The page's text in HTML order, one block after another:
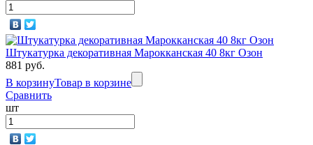
Штукатурка декоративная Марокканская 40 8кг Озон
881 руб.
В корзинуТовар в корзине
Сравнить
шт